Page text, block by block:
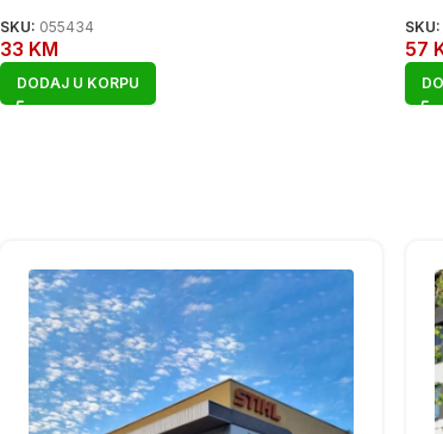
SKU: 055434
33 KM
DODAJ U KORPU
SKU:
57